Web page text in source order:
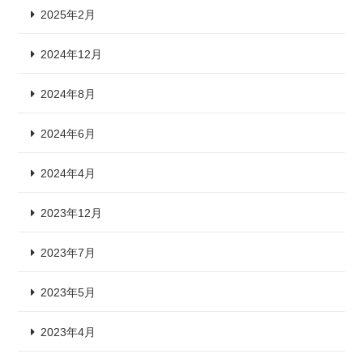
2025年2月
2024年12月
2024年8月
2024年6月
2024年4月
2023年12月
2023年7月
2023年5月
2023年4月